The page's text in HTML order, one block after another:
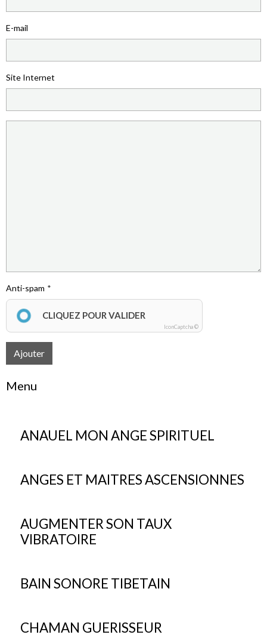
E-mail
Site Internet
Anti-spam
CLIQUEZ POUR VALIDER
IconCaptcha ©
Ajouter
Menu
ANAUEL MON ANGE SPIRITUEL
ANGES ET MAITRES ASCENSIONNES
AUGMENTER SON TAUX
VIBRATOIRE
BAIN SONORE TIBETAIN
CHAMAN GUERISSEUR